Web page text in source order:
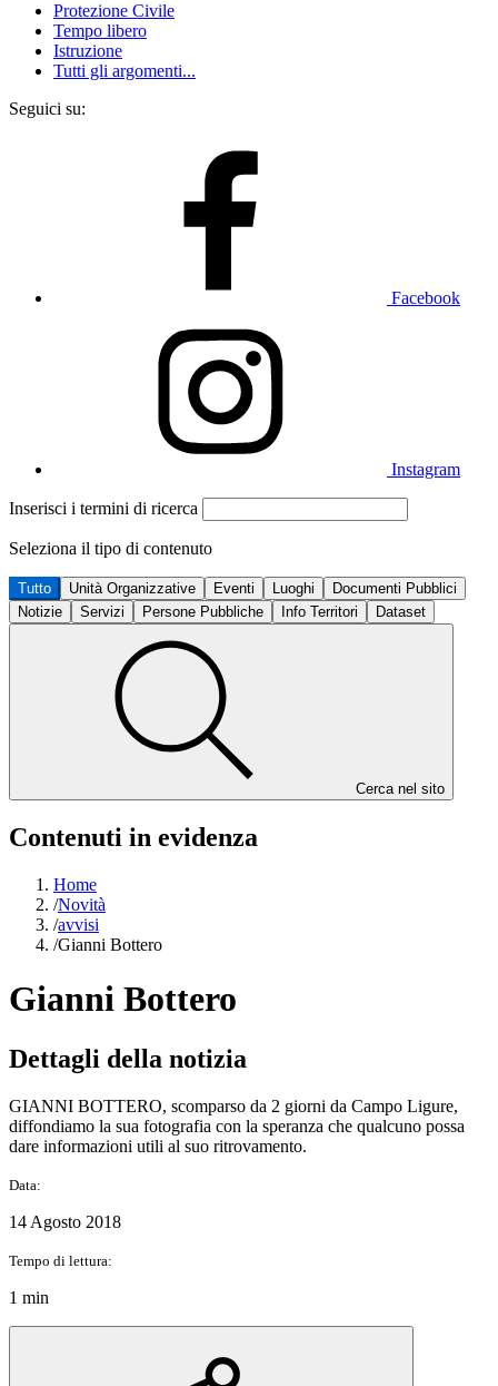
Protezione Civile
Tempo libero
Istruzione
Tutti gli argomenti...
Seguici su:
Facebook
Instagram
Inserisci i termini di ricerca
Seleziona il tipo di contenuto
Tutto Unità Organizzative Eventi Luoghi
Documenti Pubblici
Notizie
Servizi Persone Pubbliche Info Territori Dataset
Cerca nel sito
Contenuti in evidenza
Home
/Novità
/avvisi
/Gianni Bottero
Gianni Bottero
Dettagli della notizia
GIANNI BOTTERO, scomparso da 2 giorni da Campo Ligure,
diffondiamo la sua fotografia con la speranza che qualcuno possa
dare informazioni utili al suo ritrovamento.
Data:
14 Agosto 2018
Tempo di lettura:
1 min